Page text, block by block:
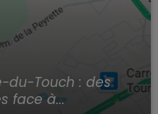
du-Touch : des
face à...